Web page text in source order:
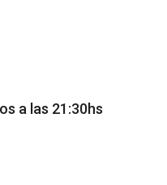
a las 21:30hs